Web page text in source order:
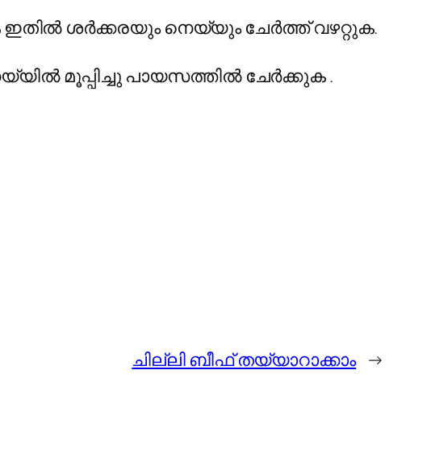
ഇതിൽ ശർക്കരയും നെയ്യും ചേർത്ത് വഴറ്റുക.
മൂപ്പിച്ചു പായസത്തിൽ ചേർക്കുക .
ചില്ലി ബീഫ് തയ്യാറാക്കാം →